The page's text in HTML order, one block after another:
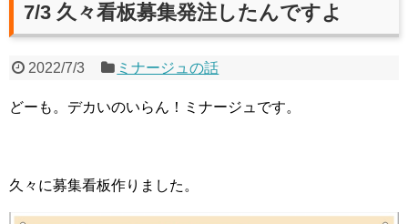
7/3 久々看板募集発注したんですよ
2022/7/3 ミナージュの話
どーも。デカいのいらん！ミナージュです。
久々に募集看板作りました。